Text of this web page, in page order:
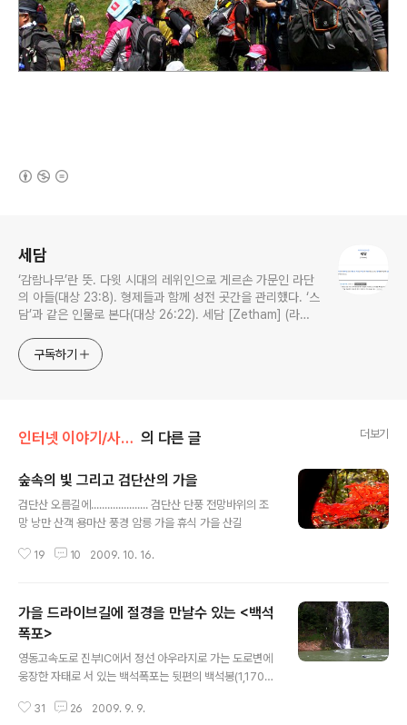
세담
‘감람나무’란 뜻. 다윗 시대의 레위인으로 게르손 가문인 라단
의 아들(대상 23:8). 형제들과 함께 성전 곳간을 관리했다. ‘스
담’과 같은 인물로 본다(대상 26:22). 세담 [Zetham] (라이
구독하기
인터넷 이야기/사진 이야기 의 다른 글 더보기
숲속의 빛 그리고 검단산의 가을
검단산 오름길에..................... 검단산 단풍 전망바위의 조
망 낭만 산객 용마산 풍경 암릉 가을 휴식 가을 산길
19 10 2009. 10. 16.
가을 드라이브길에 절경을 만날수 있는 <백석
폭포>
영동고속도로 진부IC에서 정선 아우라지로 가는 도로변에
웅장한 자태로 서 있는 백석폭포는 뒷편의 백석봉(1,170
00m, 지름 40㎝의 관(管)을 매설한 뒤 암봉 정상에서
31 26 2009. 9. 9.